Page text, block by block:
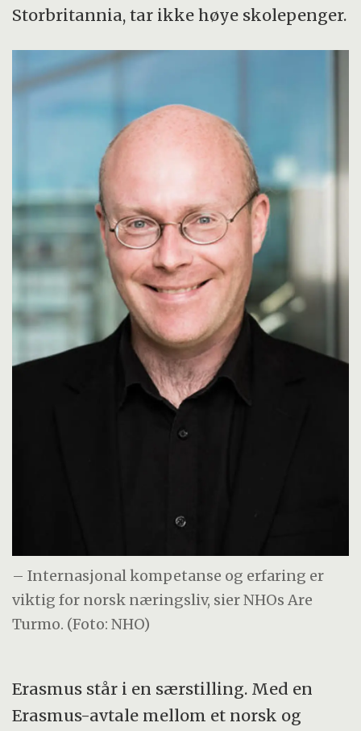
Storbritannia, tar ikke høye skolepenger.
– Internasjonal kompetanse og erfaring er
viktig for norsk næringsliv, sier NHOs Are
Turmo. (Foto: NHO)
Erasmus står i en særstilling. Med en
Erasmus-avtale mellom et norsk og